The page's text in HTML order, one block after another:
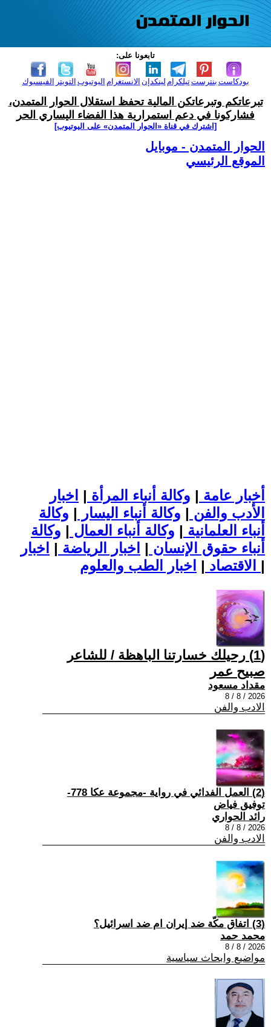
تابعونا على:
الفيسبوك التويتر اليوتيوب الانستغرام لينكدإن تيلكرامبنترست بودكاست
تبرعاتكم وتبرعاتكن المالية تحفظ استقلال الحوار المتمدن،
فشاركونا في دعم استمرارية هذا الفضاء اليساري الحر
[اشترك في قناة ‫«الحوار المتمدن» على اليوتيوب]
الحوار المتمدن - موبايل
الموقع الرئيسي
أخبار عامة | وكالة أنباء المرأة | اخبار
الأدب والفن | وكالة أنباء اليسار | وكالة
أنباء العلمانية | وكالة أنباء العمال | وكالة
أنباء حقوق الإنسان | اخبار الرياضة | اخبار
الاقتصاد | |
(1) رحيلك خسارتنا الباهظة / للشاعر
صبيح عمر
مقداد مسعود
2026 / 8 / 8
الادب والفن
(2) العمل الفدائي في رواية -مجموعة عكا 778-
توفيق فياض
رائد الحواري
2026 / 8 / 8
الادب والفن
(3) اتفاق مكّة ضد إيران ام ضد اسرائيل؟
محمد حمد
2026 / 8 / 8
مواضيع وابحاث سياسية